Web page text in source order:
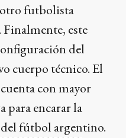
futbolista
este
del
cuerpo técnico. El
con mayor
encarar la
fútbol argentino.